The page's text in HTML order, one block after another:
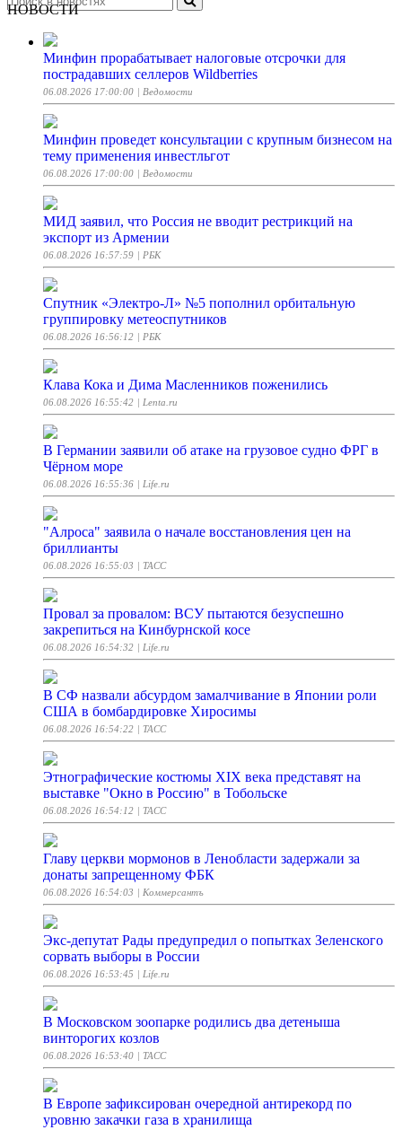
НОВОСТИ
Минфин прорабатывает налоговые отсрочки для
пострадавших селлеров Wildberries
06.08.2026 17:00:00 | Ведомости
Минфин проведет консультации с крупным бизнесом на
тему применения инвестльгот
06.08.2026 17:00:00 | Ведомости
МИД заявил, что Россия не вводит рестрикций на
экспорт из Армении
06.08.2026 16:57:59 | РБК
Спутник «Электро-Л» №5 пополнил орбитальную
группировку метеоспутников
06.08.2026 16:56:12 | РБК
Клава Кока и Дима Масленников поженились
06.08.2026 16:55:42 | Lenta.ru
В Германии заявили об атаке на грузовое судно ФРГ в
Чёрном море
06.08.2026 16:55:36 | Life.ru
"Алроса" заявила о начале восстановления цен на
бриллианты
06.08.2026 16:55:03 | ТАСС
Провал за провалом: ВСУ пытаются безуспешно
закрепиться на Кинбурнской косе
06.08.2026 16:54:32 | Life.ru
В СФ назвали абсурдом замалчивание в Японии роли
США в бомбардировке Хиросимы
06.08.2026 16:54:22 | ТАСС
Этнографические костюмы XIX века представят на
выставке "Окно в Россию" в Тобольске
06.08.2026 16:54:12 | ТАСС
Главу церкви мормонов в Ленобласти задержали за
донаты запрещенному ФБК
06.08.2026 16:54:03 | Коммерсантъ
Экс-депутат Рады предупредил о попытках Зеленского
сорвать выборы в России
06.08.2026 16:53:45 | Life.ru
В Московском зоопарке родились два детеныша
винторогих козлов
06.08.2026 16:53:40 | ТАСС
В Европе зафиксирован очередной антирекорд по
уровню закачки газа в хранилища